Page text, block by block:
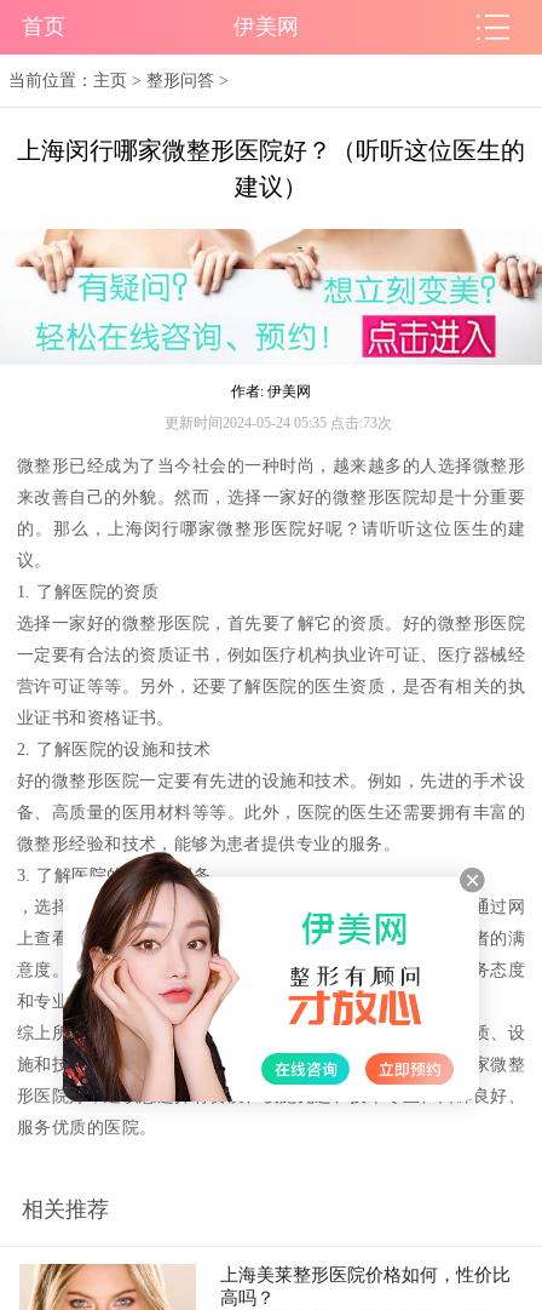
首页 伊美网
当前位置： 主页 >整形问答 >
上海闵行哪家微整形医院好？（听听这位医生的
建议）
作者: 伊美网
更新时间2024-05-24 05:35 点击:73次
微整形已经成为了当今社会的一种时尚，越来越多的人选择微整形
来改善自己的外貌。然而，选择一家好的微整形医院却是十分重要
的。那么，上海闵行哪家微整形医院好呢？请听听这位医生的建
议。
1. 了解医院的资质
选择一家好的微整形医院，首先要了解它的资质。好的微整形医院
一定要有合法的资质证书，例如医疗机构执业许可证、医疗器械经
营许可证等等。另外，还要了解医院的医生资质，是否有相关的执
业证书和资格证书。
2. 了解医院的设施和技术
好的微整形医院一定要有先进的设施和技术。例如，先进的手术设
备、高质量的医用材料等等。此外，医院的医生还需要拥有丰富的
微整形经验和技术，能够为患者提供专业的服务。
3. 了解医院的口碑和服务
，选择一家好的微整形医院还要了解它的口碑和服务。可以通过网
上查看医院的评价和患者的反馈，了解医院的服务质量和患者的满
意度。同时，选择一家好的微整形医院还需要考虑医院的服务态度
和专业水平，是否能够提供个性化的服务和贴心的照顾。
综上所述，选择一家好的微整形医院需要综合考虑医院的资质、设
施和技术、口碑和服务等方面。如果您正在寻找上海闵行哪家微整
形医院好，建议您选择有资质、设施先进、技术专业、口碑良好、
服务优质的医院。
相关推荐
上海美莱整形医院价格如何，性价比
高吗？